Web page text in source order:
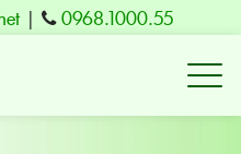
| 0968.1000.55
Kế